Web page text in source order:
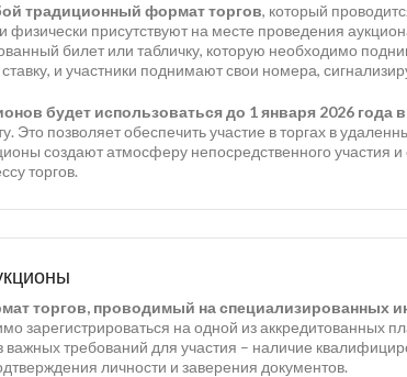
традиционный формат торгов, который
физически присутствуют на месте проведения
билет или табличку, которую необходимо
и участники поднимают свои номера,
будет использоваться до 1 января 2026 года
Это позволяет обеспечить участие в торгах в
создают атмосферу непосредственного участия
торгов.
торгов, проводимый на специализированных
зарегистрироваться на одной из аккредитованных
важных требований для участия – наличие
личности и заверения документов.